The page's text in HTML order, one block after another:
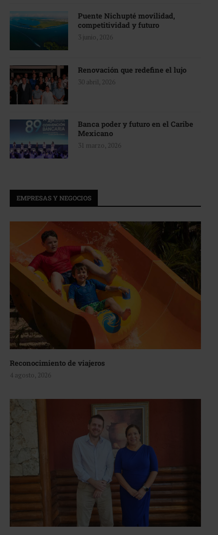
Puente Nichupté movilidad,
competitividad y futuro
3 junio, 2026
Renovación que redefine el lujo
30 abril, 2026
Banca poder y futuro en el Caribe
Mexicano
31 marzo, 2026
EMPRESAS Y NEGOCIOS
Reconocimiento de viajeros
4 agosto, 2026